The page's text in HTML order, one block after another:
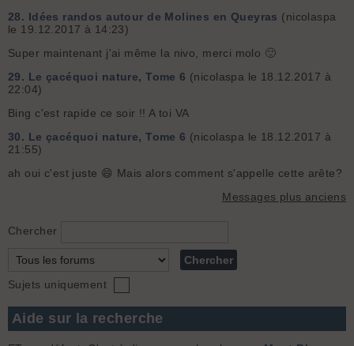
28. Idées randos autour de Molines en Queyras (nicolaspa
le 19.12.2017 à 14:23)
Super maintenant j'ai même la nivo, merci molo 🙂
29. Le çacéquoi nature, Tome 6 (nicolaspa le 18.12.2017 à
22:04)
Bing c'est rapide ce soir !! A toi VA
30. Le çacéquoi nature, Tome 6 (nicolaspa le 18.12.2017 à
21:55)
ah oui c'est juste 😄 Mais alors comment s'appelle cette arête?
Messages plus anciens
Chercher
Sujets uniquement
Aide sur la recherche